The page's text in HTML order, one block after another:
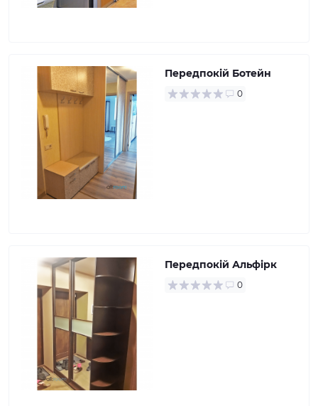
Передпокій Ботейн
0
Передпокій Альфірк
0